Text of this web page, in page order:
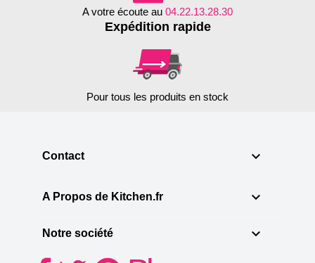
A votre écoute au 04.22.13.28.30
Expédition rapide
Pour tous les produits en stock
Contact 
A Propos de Kitchen.fr 
Notre société 